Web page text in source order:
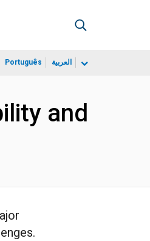
Português العربية
and